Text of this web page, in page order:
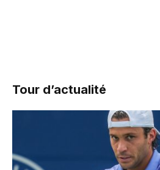
Tour d’actualité